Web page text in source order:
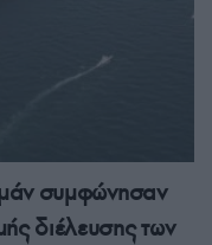
συμφώνησαν
διέλευσης των